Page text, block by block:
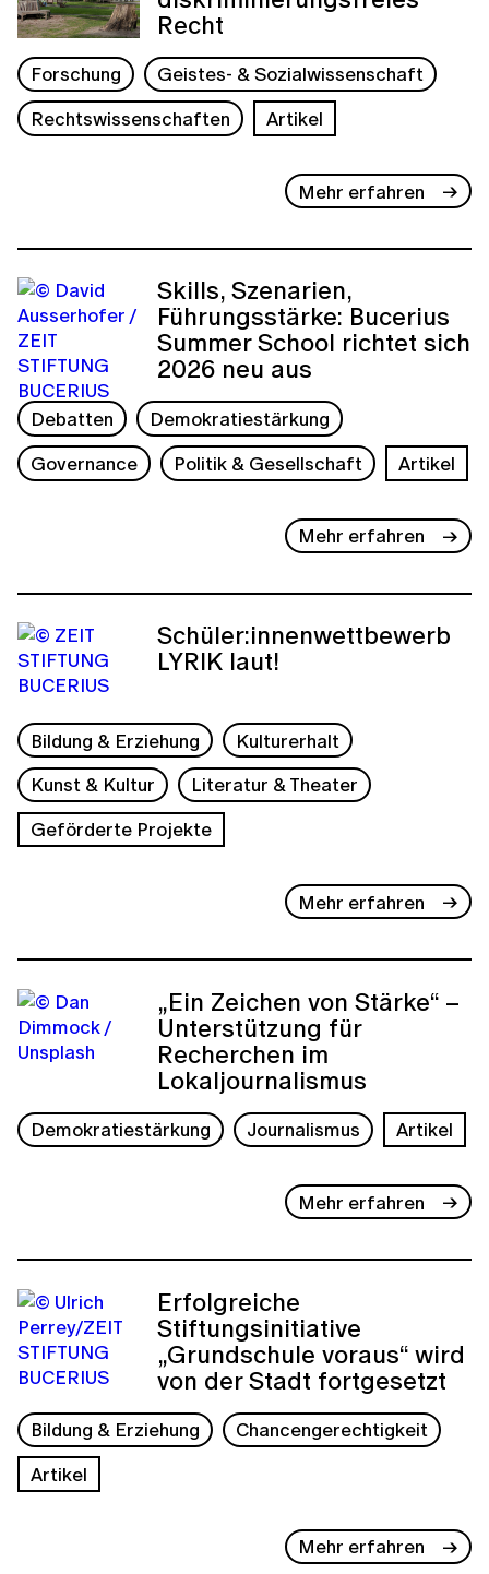
Recht
Forschung
Geistes- & Sozialwissenschaft
Rechtswissenschaften
Artikel
Mehr erfahren
Skills, Szenarien,
Führungsstärke: Bucerius
Summer School richtet sich
2026 neu aus
Debatten
Demokratiestärkung
Governance
Politik & Gesellschaft Artikel
Mehr erfahren
Schüler:innenwettbewerb
LYRIK laut!
Bildung & Erziehung
Kulturerhalt
Kunst & Kultur
Literatur & Theater
Geförderte Projekte
Mehr erfahren
„Ein Zeichen von Stärke“ –
Unterstützung für
Recherchen im
Lokaljournalismus
Demokratiestärkung Journalismus Artikel
Mehr erfahren
Erfolgreiche
Stiftungsinitiative
„Grundschule voraus“ wird
von der Stadt fortgesetzt
Bildung & Erziehung
Chancengerechtigkeit
Artikel
Mehr erfahren